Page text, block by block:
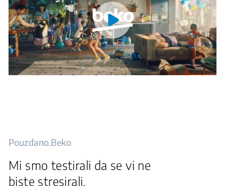
Pouzdano.Beko
Mi smo testirali da se vi ne
biste stresirali.